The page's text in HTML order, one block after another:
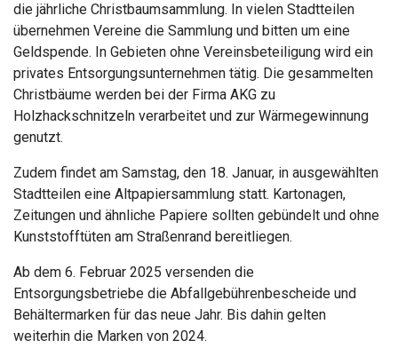
die jährliche Christbaumsammlung. In vielen Stadtteilen
übernehmen Vereine die Sammlung und bitten um eine
Geldspende. In Gebieten ohne Vereinsbeteiligung wird ein
privates Entsorgungsunternehmen tätig. Die gesammelten
Christbäume werden bei der Firma AKG zu
Holzhackschnitzeln verarbeitet und zur Wärmegewinnung
genutzt.
Zudem findet am Samstag, den 18. Januar, in ausgewählten
Stadtteilen eine Altpapiersammlung statt. Kartonagen,
Zeitungen und ähnliche Papiere sollten gebündelt und ohne
Kunststofftüten am Straßenrand bereitliegen.
Ab dem 6. Februar 2025 versenden die
Entsorgungsbetriebe die Abfallgebührenbescheide und
Behältermarken für das neue Jahr. Bis dahin gelten
weiterhin die Marken von 2024.